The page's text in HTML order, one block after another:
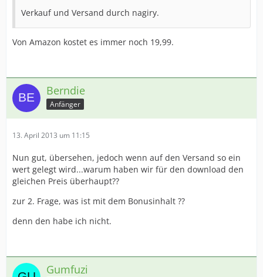
Verkauf und Versand durch nagiry.
Von Amazon kostet es immer noch 19,99.
Berndie
Anfänger
13. April 2013 um 11:15
Nun gut, übersehen, jedoch wenn auf den Versand so ein
wert gelegt wird...warum haben wir für den download den
gleichen Preis überhaupt??
zur 2. Frage, was ist mit dem Bonusinhalt ??
denn den habe ich nicht.
Gumfuzi